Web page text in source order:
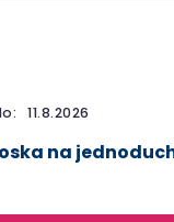
11.8.2026
na